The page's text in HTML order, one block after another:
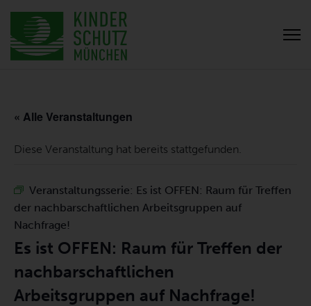
« Alle Veranstaltungen
Diese Veranstaltung hat bereits stattgefunden.
Veranstaltungsserie: Es ist OFFEN: Raum für Treffen
der nachbarschaftlichen Arbeitsgruppen auf
Nachfrage!
Es ist OFFEN: Raum für Treffen der
nachbarschaftlichen
Arbeitsgruppen auf Nachfrage!